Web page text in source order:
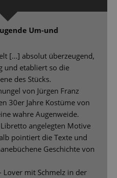
Um-und
[...] absolut überzeugend,
und etabliert so die
des Stücks.
von Jürgen Franz
30er Jahre Kostüme von
wahre Augenweide.
angelegten Motive
pointiert die Texte und
Geschichte von
mit Schmelz in der